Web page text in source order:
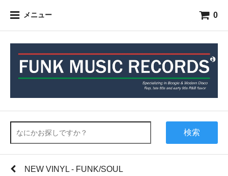
メニュー 0
検索
NEW VINYL - FUNK/SOUL